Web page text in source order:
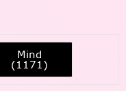
Mind
(1171)